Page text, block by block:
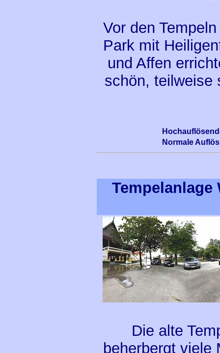
Vor den
Park mit
und Affen
schön, teilweise
Normale
Tempelanlage
Die alte
beherbergt viele